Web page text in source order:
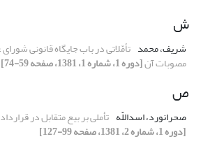
ش
شریف، محمد تأمّلاتی‌ در باب‌ جایگاه‌ قانونی‌
مصوبات‌ آن[دوره 1، شماره 1، 1381، صفحه 59-74]
ص
صحرانورد، اسداللّه تأملی‌ بر بیع‌ متقابل‌ در
[دوره 1، شماره 2، 1381، صفحه 99-127]